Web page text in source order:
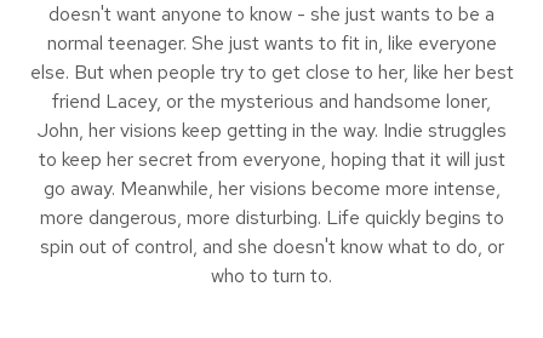
doesn't want anyone to know - she just wants to be a
normal teenager. She just wants to fit in, like everyone
else. But when people try to get close to her, like her best
friend Lacey, or the mysterious and handsome loner,
John, her visions keep getting in the way. Indie struggles
to keep her secret from everyone, hoping that it will just
go away. Meanwhile, her visions become more intense,
more dangerous, more disturbing. Life quickly begins to
spin out of control, and she doesn't know what to do, or
who to turn to.